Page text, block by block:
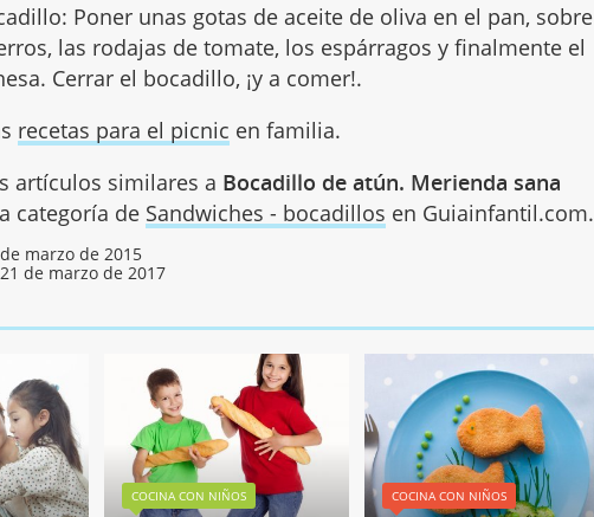
Poner unas gotas de aceite de oliva en el pan, sobre
las rodajas de tomate, los espárragos y finalmente el
Cerrar el bocadillo, ¡y a comer!.
recetas para el picnic en familia.
artículos similares a Bocadillo de atún. Merienda sana
categoría de Sandwiches - bocadillos en Guiainfantil.com.
marzo de 2015
21 de marzo de 2017
COCINA CON NIÑOS COCINA CON NIÑOS